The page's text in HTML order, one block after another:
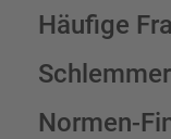
Häufige
Normen-